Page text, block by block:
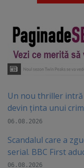
Un nou thriller intră
devin ținta unui
06.08.2026
Scandalul care a
serial. BBC First
06.08.2026